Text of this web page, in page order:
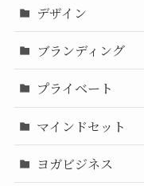
デザイン
ブランディング
プライベート
マインドセット
ヨガビジネス